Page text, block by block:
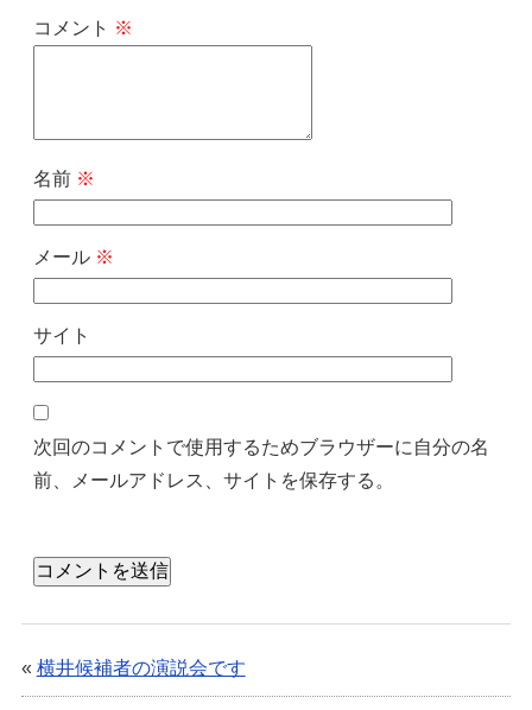
コメント ※
名前 ※
メール ※
サイト
次回のコメントで使用するためブラウザーに自分の名
前、メールアドレス、サイトを保存する。
« 横井候補者の演説会です